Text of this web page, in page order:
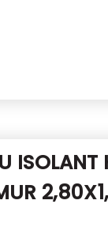
ISOLANT